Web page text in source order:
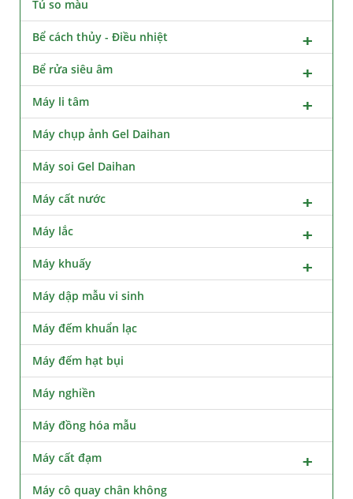
Tủ so màu
Bể cách thủy - Điều nhiệt
Bể rửa siêu âm
Máy li tâm
Máy chụp ảnh Gel Daihan
Máy soi Gel Daihan
Máy cất nước
Máy lắc
Máy khuấy
Máy dập mẫu vi sinh
Máy đếm khuẩn lạc
Máy đếm hạt bụi
Máy nghiền
Máy đồng hóa mẫu
Máy cất đạm
Máy cô quay chân không